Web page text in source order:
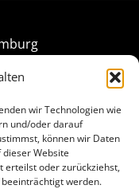
wir Technologien wie
und/oder darauf
können wir Daten
Website
erteilst oder zurückziehst,
werden.